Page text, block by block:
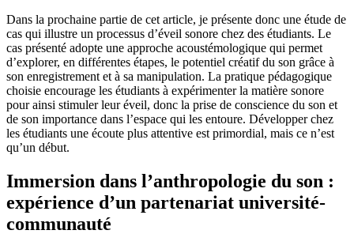
Dans la prochaine partie de cet article, je présente donc une étude de
cas qui illustre un processus d’éveil sonore chez des étudiants. Le
cas présenté adopte une approche acoustémologique qui permet
d’explorer, en différentes étapes, le potentiel créatif du son grâce à
son enregistrement et à sa manipulation. La pratique pédagogique
choisie encourage les étudiants à expérimenter la matière sonore
pour ainsi stimuler leur éveil, donc la prise de conscience du son et
de son importance dans l’espace qui les entoure. Développer chez
les étudiants une écoute plus attentive est primordial, mais ce n’est
qu’un début.
Immersion dans l’anthropologie du son :
expérience d’un partenariat université-
communauté